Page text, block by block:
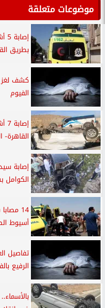
موضوعات متعلقة
بطريق
كشف
الفيوم
القاهرة-
إصابة
الكوامل
14
أسيوط
تفاصيل
الرفيع